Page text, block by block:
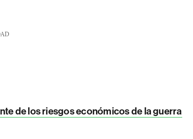
de los riesgos económicos de la guerra